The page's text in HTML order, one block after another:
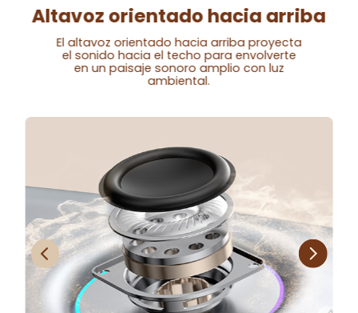
Altavoz orientado hacia arriba
El altavoz orientado hacia arriba proyecta
el sonido hacia el techo para envolverte
en un paisaje sonoro amplio con luz
ambiental.